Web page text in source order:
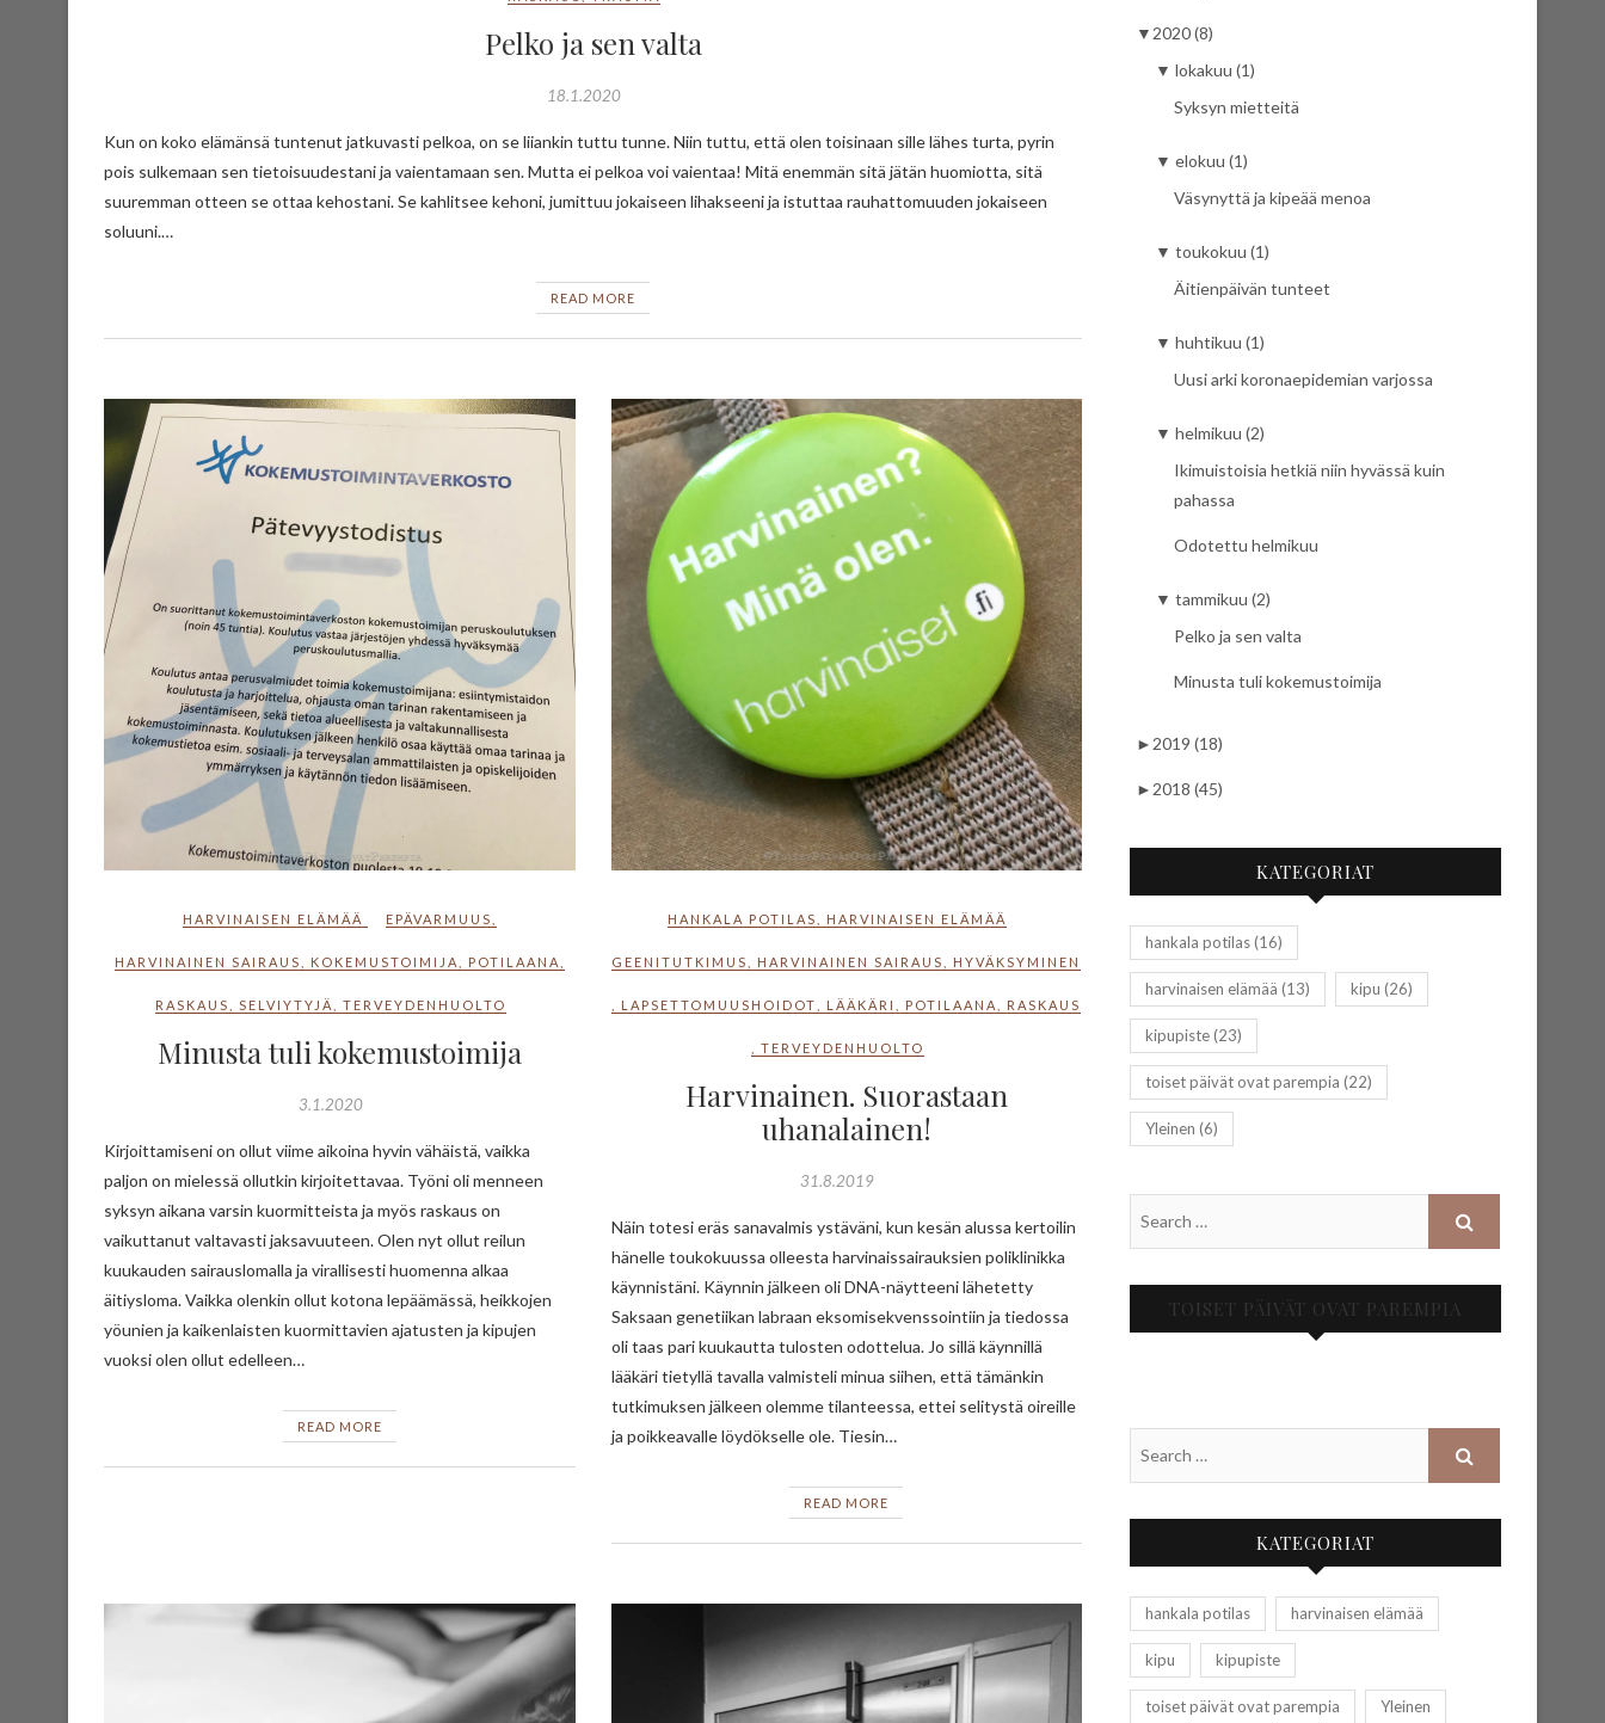
Pelko ja sen valta
18.1.2020
Kun on koko elämänsä tuntenut jatkuvasti pelkoa, on se liiankin tuttu tunne. Niin tuttu, että olen toisinaan sille lähes turta, pyrin
pois sulkemaan sen tietoisuudestani ja vaientamaan sen. Mutta ei pelkoa voi vaientaa! Mitä enemmän sitä jätän huomiotta, sitä
suuremman otteen se ottaa kehostani. Se kahlitsee kehoni, jumittuu jokaiseen lihakseeni ja istuttaa rauhattomuuden jokaiseen
soluuni.…
READ MORE
HARVINAISEN ELÄMÄÄ EPÄVARMUUS
HARVINAINEN SAIRAUS KOKEMUSTOIMIJA POTILAANA
RASKAUS SELVIYTYJÄ TERVEYDENHUOLTO
Minusta tuli kokemustoimija
3.1.2020
Kirjoittamiseni on ollut viime aikoina hyvin vähäistä, vaikka
paljon on mielessä ollutkin kirjoitettavaa. Työni oli menneen
syksyn aikana varsin kuormitteista ja myös raskaus on
vaikuttanut valtavasti jaksavuuteen. Olen nyt ollut reilun
kuukauden sairauslomalla ja virallisesti huomenna alkaa
äitiysloma. Vaikka olenkin ollut kotona lepäämässä, heikkojen
yöunien ja kaikenlaisten kuormittavien ajatusten ja kipujen
vuoksi olen ollut edelleen…
READ MORE
HANKALA POTILAS HARVINAISEN ELÄMÄÄ
GEENITUTKIMUS HARVINAINEN SAIRAUS HYVÄKSYMINEN
LAPSETTOMUUSHOIDOT LÄÄKÄRI POTILAANA RASKAUS
TERVEYDENHUOLTO
Harvinainen. Suorastaan
uhanalainen!
31.8.2019
Näin totesi eräs sanavalmis ystäväni, kun kesän alussa kertoilin
hänelle toukokuussa olleesta harvinaissairauksien poliklinikka
käynnistäni. Käynnin jälkeen oli DNA-näytteeni lähetetty
Saksaan genetiikan labraan eksomisekvenssointiin ja tiedossa
oli taas pari kuukautta tulosten odottelua. Jo sillä käynnillä
lääkäri tietyllä tavalla valmisteli minua siihen, että tämänkin
tutkimuksen jälkeen olemme tilanteessa, ettei selitystä oireille
ja poikkeavalle löydökselle ole. Tiesin…
READ MORE
▼ 2020 (8)
▼ lokakuu (1)
Syksyn mietteitä
▼ elokuu (1)
Väsynyttä ja kipeää menoa
▼ toukokuu (1)
Äitienpäivän tunteet
▼ huhtikuu (1)
Uusi arki koronaepidemian varjossa
▼ helmikuu (2)
Ikimuistoisia hetkiä niin hyvässä kuin
pahassa
Odotettu helmikuu
▼ tammikuu (2)
Pelko ja sen valta
Minusta tuli kokemustoimija
► 2019 (18)
► 2018 (45)
KATEGORIAT
hankala potilas(16)
harvinaisen elämää (13) kipu (26)
kipupiste(23)
toiset päivät ovat parempia (22)
Yleinen (6)
TOISET PÄIVÄT OVAT PAREMPIA
KATEGORIAT
hankala potilas harvinaisen elämää
kipu kipupiste
toiset päivät ovat parempia Yleinen